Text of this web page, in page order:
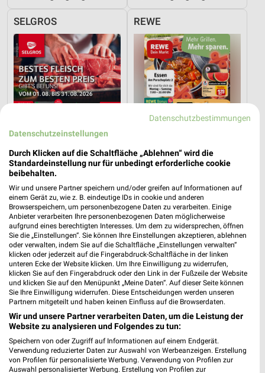
SELGROS
22,5 km
Bestes Fleisch
Gültig bis Mo. 31.08.
REWE
Angebote ab 03.08.
Noch morgen gültig
Mix Markt Kaufland
Datenschutzbestimmungen
Datenschutzeinstellungen
Durch Klicken auf die Schaltfläche „Ablehnen“ wird die
Standardeinstellung nur für unbedingt erforderliche cookie
beibehalten.
Wir und unsere Partner speichern und/oder greifen auf Informationen auf
einem Gerät zu, wie z. B. eindeutige IDs in cookie und anderen
Browserspeichern, um personenbezogene Daten zu verarbeiten. Einige
Anbieter verarbeiten Ihre personenbezogenen Daten möglicherweise
aufgrund eines berechtigten Interesses. Um dem zu widersprechen, öffnen
Sie die „Einstellungen“. Sie können Ihre Einstellungen akzeptieren, ablehnen
oder verwalten, indem Sie auf die Schaltfläche „Einstellungen verwalten“
klicken oder jederzeit auf die Fingerabdruck-Schaltfläche in der linken
unteren Ecke der Website klicken. Um Ihre Einwilligung zu widerrufen,
klicken Sie auf den Fingerabdruck oder den Link in der Fußzeile der Website
und klicken Sie auf den Menüpunkt „Meine Daten“. Auf dieser Seite können
Sie Ihre Einwilligung widerrufen. Diese Entscheidungen werden unseren
Partnern mitgeteilt und haben keinen Einfluss auf die Browserdaten.
Wir und unsere Partner verarbeiten Daten, um die Leistung der
Website zu analysieren und Folgendes zu tun:
Speichern von oder Zugriff auf Informationen auf einem Endgerät.
Verwendung reduzierter Daten zur Auswahl von Werbeanzeigen. Erstellung
von Profilen für personalisierte Werbung. Verwendung von Profilen zur
Auswahl personalisierter Werbung. Erstellung von Profilen zur